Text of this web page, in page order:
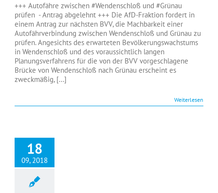
+++ Autofähre zwischen #Wendenschloß und #Grünau
prüfen - Antrag abgelehnt +++ Die AfD-Fraktion fordert in
einem Antrag zur nächsten BVV, die Machbarkeit einer
Autofährverbindung zwischen Wendenschloß und Grünau zu
prüfen. Angesichts des erwarteten Bevölkerungswachstums
in Wendenschloß und des voraussichtlich langen
Planungsverfahrens für die von der BVV vorgeschlagene
Brücke von Wendenschloß nach Grünau erscheint es
zweckmäßig, [...]
Weiterlesen
18
09, 2018